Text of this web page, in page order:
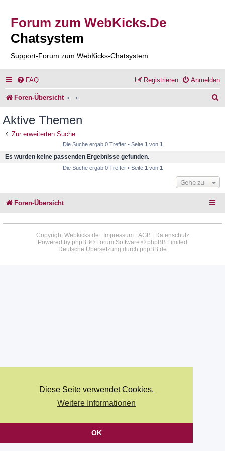
Diese Seite verwendet Cookies.
Weitere Informationen
OK
Forum zum WebKicks.De
Chatsystem
Support-Forum zum WebKicks-Chatsystem
FAQ Anmelden
Registrieren
Foren-Übersicht
Aktive Themen
Zur erweiterten Suche
Die Suche ergab 0 Treffer • Seite 1 von 1
Es wurden keine passenden Ergebnisse gefunden.
Die Suche ergab 0 Treffer • Seite 1 von 1
Gehe zu
Foren-Übersicht
Copyright Webkicks.de | Impressum AGB|
Datenschutz
Powered by phpBB® Forum Software © phpBB Limited
Deutsche Übersetzung durch phpBB.de